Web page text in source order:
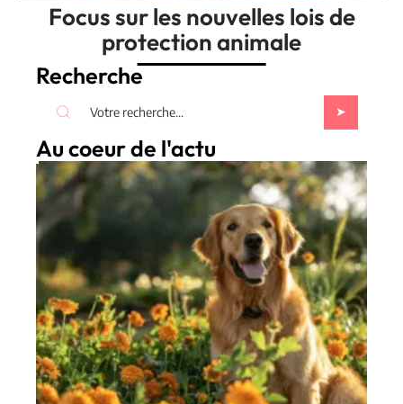
Focus sur les nouvelles lois de
protection animale
Recherche
Au coeur de l'actu